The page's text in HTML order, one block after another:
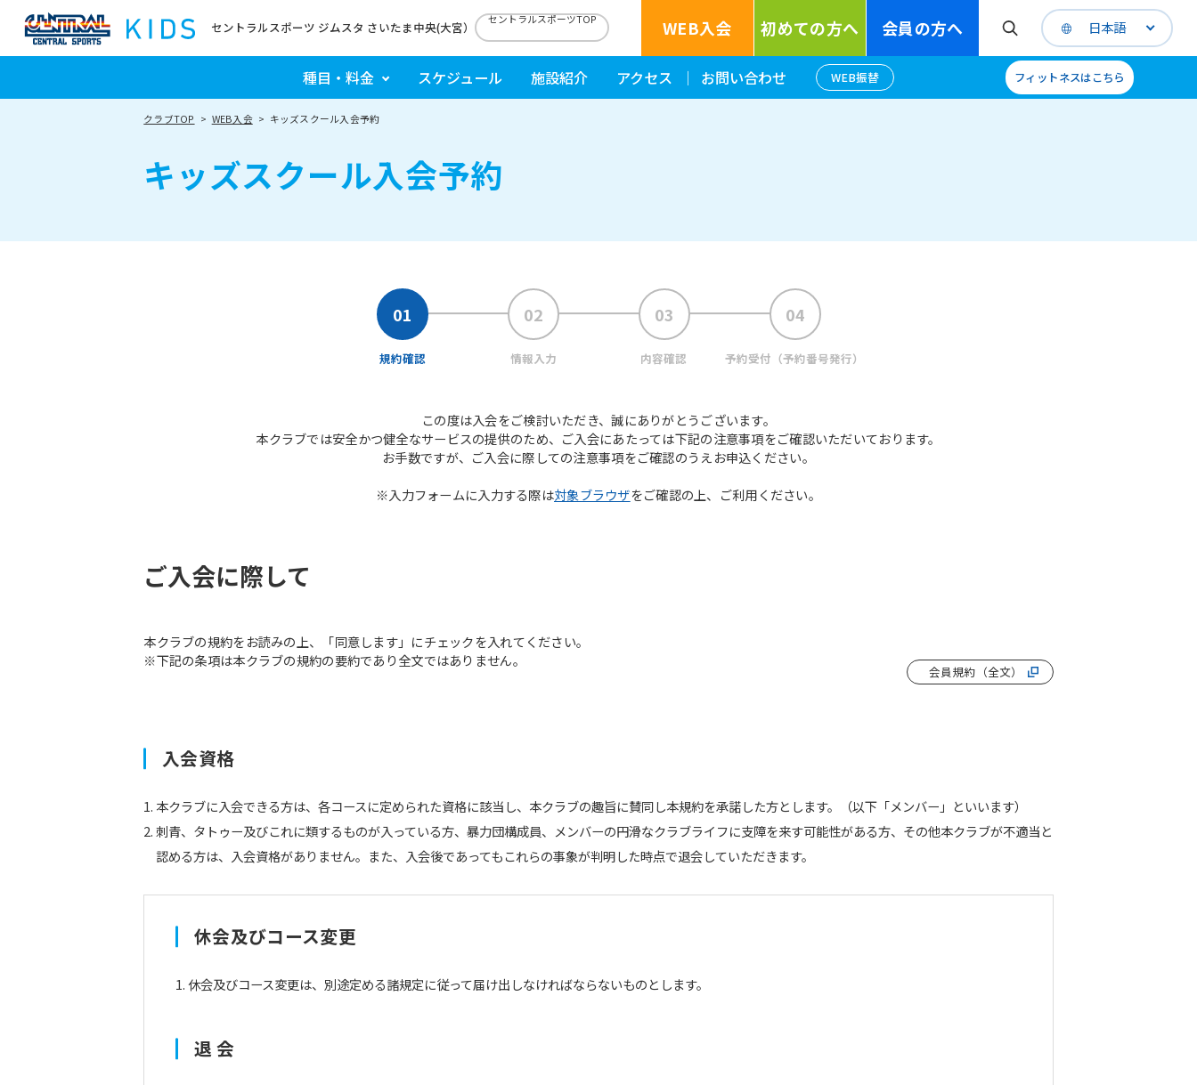
セントラルスポーツ ジムスタ さいたま中央(大宮） セントラルスポーツTOP WEB入会 初めての方へ 会員の方へ 日本語
種目・料金 スケジュール 施設紹介 アクセス お問い合わせ WEB振替 フィットネスはこちら
クラブTOP WEB入会 キッズスクール入会予約
キッズスクール入会予約
規約確認 情報入力 内容確認 予約受付 （予約番号発行）
この度は入会をご検討いただき、誠にありがとうございます。
本クラブでは安全かつ健全なサービスの提供のため、ご入会にあたっては下記の注意事項をご確認いただいております。
お手数ですが、ご入会に際しての注意事項をご確認のうえお申込ください。
※入力フォームに入力する際は対象ブラウザをご確認の上、ご利用ください。
ご入会に際して
本クラブの規約をお読みの上、「同意します」にチェックを入れてください。
※下記の条項は本クラブの規約の要約であり全文ではありません。
会員規約（全文）
入会資格
本クラブに入会できる方は、各コースに定められた資格に該当し、本クラブの趣旨に賛同し本規約を承諾した方とします。（以下「メンバー」といいます）
刺青、タトゥー及びこれに類するものが入っている方、暴力団構成員、メンバーの円滑なクラブライフに支障を来す可能性がある方、その他本クラブが不適当と
認める方は、入会資格がありません。また、入会後であってもこれらの事象が判明した時点で退会していただきます。
休会及びコース変更
休会及びコース変更は、別途定める諸規定に従って届け出しなければならないものとします。
退 会